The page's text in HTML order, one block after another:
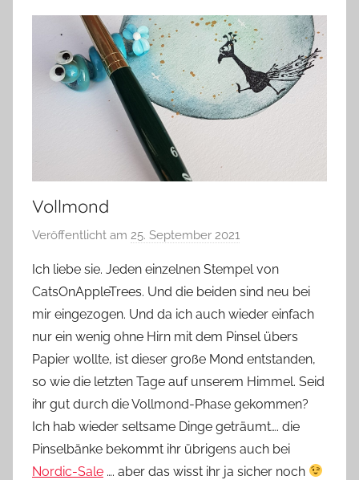
Vollmond
Veröffentlicht am 25. September 2021
n
G
l
a
s
z
w
e
r
g
Ich liebe sie. Jeden einzelnen Stempel von
CatsOnAppleTrees. Und die beiden sind neu bei
mir eingezogen. Und da ich auch wieder einfach
nur ein wenig ohne Hirn mit dem Pinsel übers
Papier wollte, ist dieser große Mond entstanden,
so wie die letzten Tage auf unserem Himmel. Seid
ihr gut durch die Vollmond-Phase gekommen?
Ich hab wieder seltsame Dinge geträumt…. die
Pinselbänke bekommt ihr übrigens auch bei
Nordic-Sale …. aber das wisst ihr ja sicher noch